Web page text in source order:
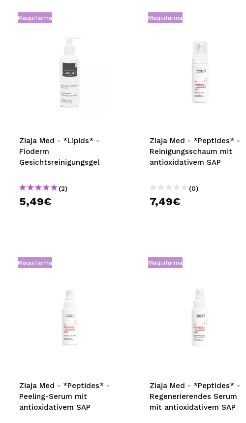
Maquifarma
Ziaja Med - *Lipids* -
Fioderm
Gesichtsreinigungsgel
(2)
5,49€
Maquifarma
Ziaja Med - *Peptides* -
Reinigungsschaum mit
antioxidativem SAP
(0)
7,49€
Maquifarma
Ziaja Med - *Peptides* -
Peeling-Serum mit
antioxidativem SAP
Maquifarma
Ziaja Med - *Peptides* -
Regenerierendes Serum
mit antioxidativem SAP